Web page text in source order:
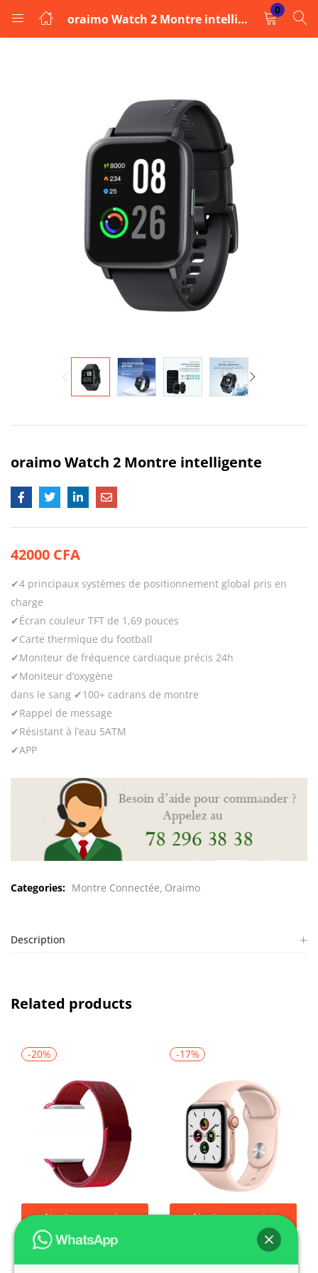
oraimo Watch 2 Montre intelligente
0
LOGIN
Enter your username and password to login.
Login
Lost password?
oraimo Watch 2 Montre intelligente
42000 CFA
✔4 principaux systèmes de positionnement global pris en
charge
✔Écran couleur TFT de 1,69 pouces
✔Carte thermique du football
✔Moniteur de fréquence cardiaque précis 24h
✔Moniteur d’oxygène
dans le sang ✔100+ cadrans de montre
✔Rappel de message
✔Résistant à l’eau 5ATM
✔APP
Categories: Montre Connectée Oraimo
Description
Related products
-20%
Ajouter au panier
0
-17%
Ajouter au panier
0